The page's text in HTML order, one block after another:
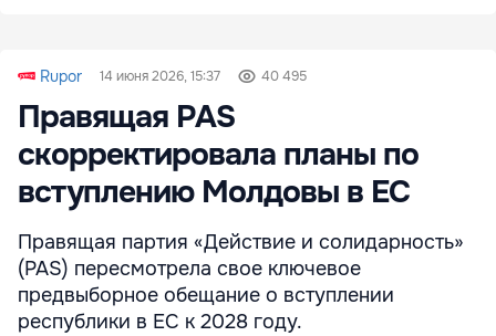
Rupor 14 июня 2026, 15:37 40 495
Правящая PAS
скорректировала планы по
вступлению Молдовы в ЕС
Правящая партия «Действие и солидарность»
(PAS) пересмотрела свое ключевое
предвыборное обещание о вступлении
республики в ЕС к 2028 году.